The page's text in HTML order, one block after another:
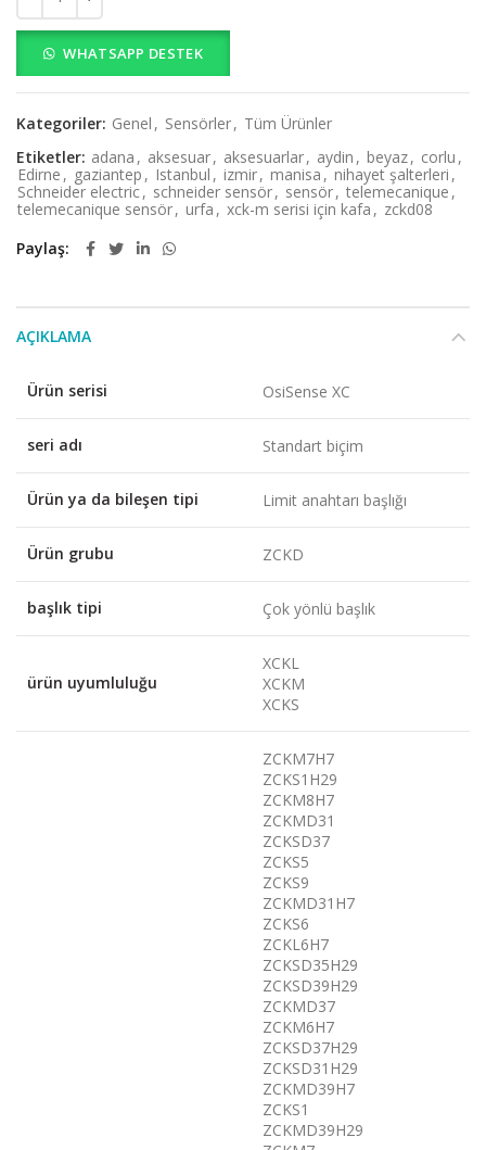
WHATSAPP DESTEK
Kategoriler: Genel , Sensörler, Tüm Ürünler
Etiketler: adana , aksesuar, aksesuarlar, aydin , beyaz, corlu ,
Edirne , gaziantep , Istanbul , izmir, manisa , nihayet şalterleri ,
Schneider electric, schneider sensör, sensör, telemecanique ,
telemecanique sensör, urfa , xck-m serisi için kafa , zckd08
Paylaş
AÇIKLAMA
Ürün serisi OsiSense XC
seri adı Standart biçim
Ürün ya da bileşen tipi Limit anahtarı başlığı
Ürün grubu ZCKD
başlık tipi Çok yönlü başlık
ürün uyumluluğu
XCKL
XCKM
XCKS
ZCKM7H7
ZCKS1H29
ZCKM8H7
ZCKMD31
ZCKSD37
ZCKS5
ZCKS9
ZCKMD31H7
ZCKS6
ZCKL6H7
ZCKSD35H29
ZCKSD39H29
ZCKMD37
ZCKM6H7
ZCKSD37H29
ZCKSD31H29
ZCKMD39H7
ZCKS1
ZCKMD39H29